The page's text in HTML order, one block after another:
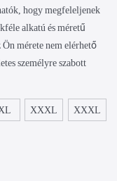
hogy megfeleljenek
alkatú és méretű
mérete nem elérhető
személyre szabott
XXXL XXXL